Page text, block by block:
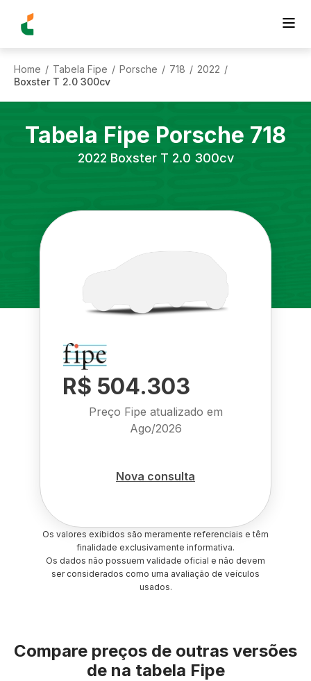
Home / Tabela Fipe / Porsche / 718 / 2022 /
Boxster T 2.0 300cv
Tabela Fipe Porsche 718
2022 Boxster T 2.0 300cv
R$ 504.303
Preço Fipe atualizado em
Ago/2026
Nova consulta
Os valores exibidos são meramente referenciais e têm
finalidade exclusivamente informativa.
Os dados não possuem validade oficial e não devem
ser considerados como uma avaliação de veículos
usados.
Compare preços de outras versões
de na tabela Fipe